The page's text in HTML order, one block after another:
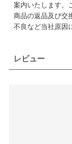
案内いたします。
商品の返品及び交
不良など当社原因
レビュー